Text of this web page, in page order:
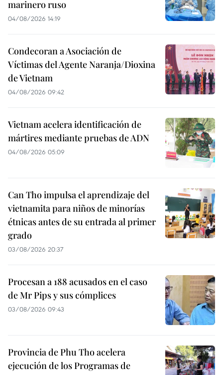
marinero ruso
04/08/2026 14:19
Condecoran a Asociación de
Víctimas del Agente Naranja/Dioxina
de Vietnam
04/08/2026 09:42
Vietnam acelera identificación de
mártires mediante pruebas de ADN
04/08/2026 05:09
Can Tho impulsa el aprendizaje del
vietnamita para niños de minorías
étnicas antes de su entrada al primer
grado
03/08/2026 20:37
Procesan a 188 acusados en el caso
de Mr Pips y sus cómplices
03/08/2026 09:43
Provincia de Phu Tho acelera
ejecución de los Programas de